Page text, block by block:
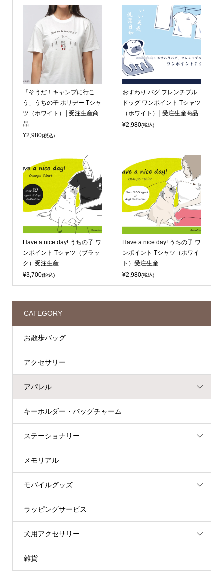
「そうだ！キャンプに行こ
う」うちの子 ホリデー Tシャ
ツ（ホワイト）│受注生産商
品
¥2,980(税込)
おすわり パグ フレンチブル
ドッグ ワンポイント Tシャツ
（ホワイト）│受注生産商品
¥2,980(税込)
Have a nice day! うちの子 ワ
ンポイント Tシャツ（ブラッ
ク）受注生産
¥3,700(税込)
Have a nice day! うちの子 ワ
ンポイント Tシャツ（ホワイ
ト）受注生産
¥2,980(税込)
CATEGORY
お散歩バッグ
アクセサリー
アパレル
キーホルダー・バッグチャーム
ステーショナリー
メモリアル
モバイルグッズ
ラッピングサービス
犬用アクセサリー
雑貨